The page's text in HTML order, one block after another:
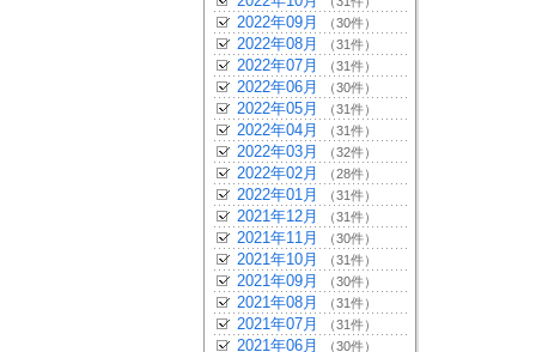
2022年09月 （30件）
2022年08月 （31件）
2022年07月 （31件）
2022年06月 （30件）
2022年05月 （31件）
2022年04月 （31件）
2022年03月 （32件）
2022年02月 （28件）
2022年01月 （31件）
2021年12月 （31件）
2021年11月 （30件）
2021年10月 （31件）
2021年09月 （30件）
2021年08月 （31件）
2021年07月 （31件）
2021年06月 （30件）